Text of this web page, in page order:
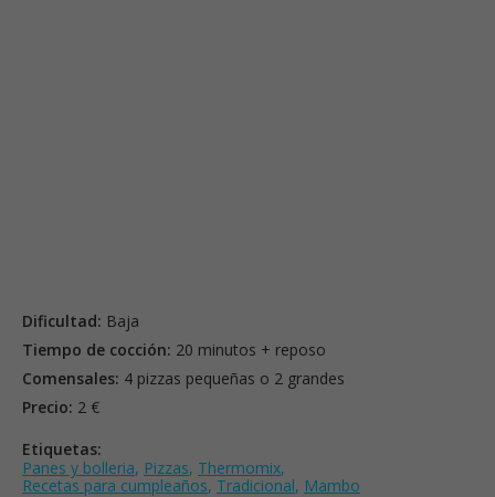
Dificultad: Baja
Tiempo de cocción: 20 minutos + reposo
Comensales: 4 pizzas pequeñas o 2 grandes
Precio: 2 €
Etiquetas:
Panes y bolleria, Pizzas, Thermomix,
Recetas para cumpleaños, Tradicional, Mambo